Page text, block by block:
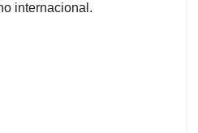
internacional.